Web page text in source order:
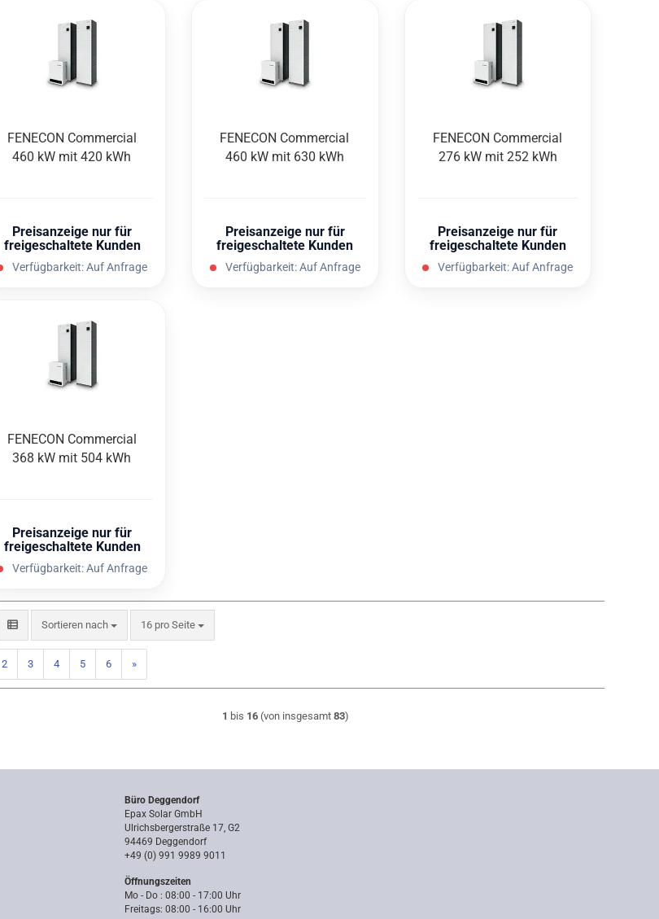
FEN­E­CON Com­mer­cial
460 kW mit 420 kWh
Preisanzeige nur für
freigeschaltete Kunden
Verfügbarkeit:Auf Anfrage
FEN­E­CON Com­mer­cial
460 kW mit 630 kWh
Preisanzeige nur für
freigeschaltete Kunden
Verfügbarkeit:Auf Anfrage
FEN­E­CON Com­mer­cial
276 kW mit 252 kWh
Preisanzeige nur für
freigeschaltete Kunden
Verfügbarkeit:Auf Anfrage
FEN­E­CON Com­mer­cial
368 kW mit 504 kWh
Preisanzeige nur für
freigeschaltete Kunden
Verfügbarkeit:Auf Anfrage
Sortieren nach 16 pro Seite
2 3 4 5 6 »
1 bis 16(von insgesamt 83)
Büro Deggendorf
Epax Solar GmbH
Ulrichsbergerstraße 17, G2
94469 Deggendorf
+49 (0) 991 9989 9011
Öffnungszeiten
Mo - Do : 08:00 - 17:00 Uhr
Freitags: 08:00 - 16:00 Uhr